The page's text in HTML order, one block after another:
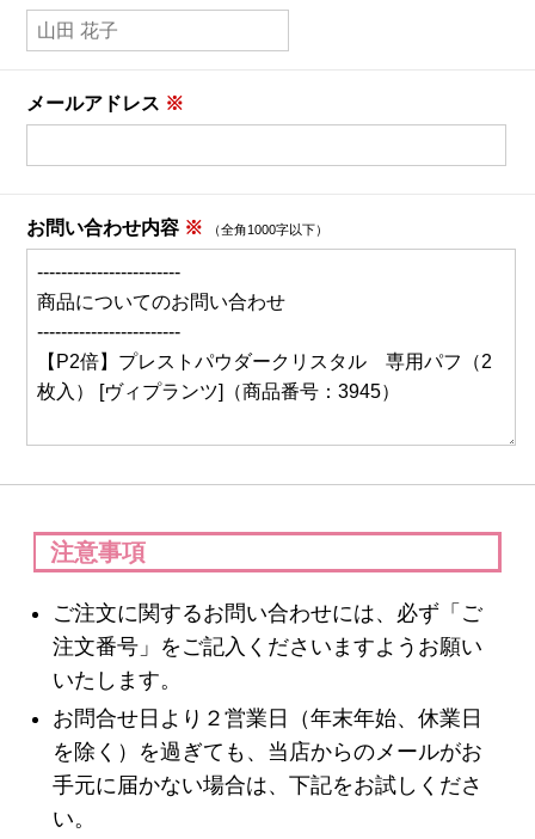
その他ブランド一覧
商品カテゴリ別で探す
新商品
トライアル・初回セット
スキンケア
美容液
保湿ジェル・クリーム
日焼け止め
パック・スペシャルケア
メールアドレス ※
お問い合わせ内容 ※ （全角1000字以下）
注意事項
ご注文に関するお問い合わせには、必ず「ご
注文番号」をご記入くださいますようお願い
いたします。
お問合せ日より２営業日（年末年始、休業日
を除く）を過ぎても、当店からのメールがお
手元に届かない場合は、下記をお試しくださ
い。